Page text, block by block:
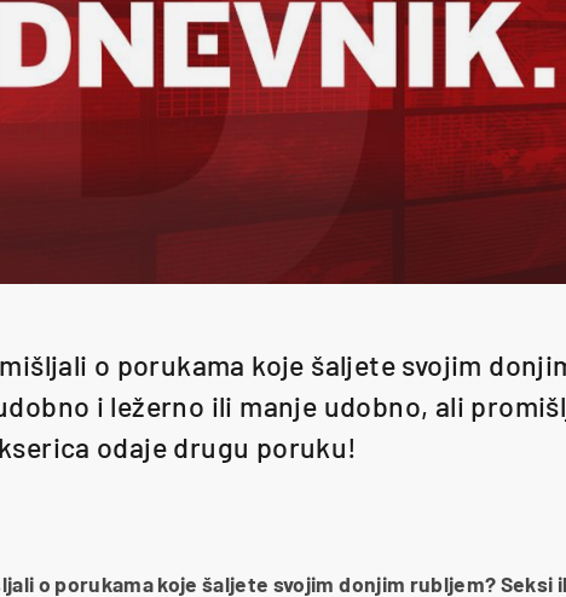
o porukama koje šaljete svojim
i ležerno ili manje udobno, ali
odaje drugu poruku!
o porukama koje šaljete svojim donjim rubljem? Seksi